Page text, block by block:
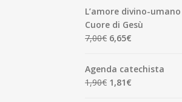
originale
era:
7,00€.
attuale
L’amore divino-
Cuore di Gesù
7,00€ Il
originale
era:
7,00€.
6,65€
attuale
Agenda catechista
1,90€ Il
1,81€